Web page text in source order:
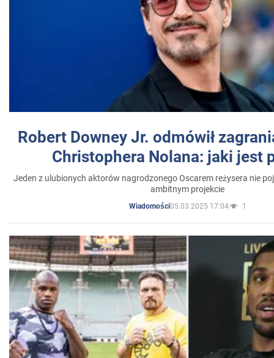
Robert Downey Jr. odmówił
Christophera Nolana: jaki jest
Jeden z ulubionych aktorów nagrodzonego Oscarem reżysera nie
ambitnym projekcie
Wiadomości05.03.2025 17:04 1